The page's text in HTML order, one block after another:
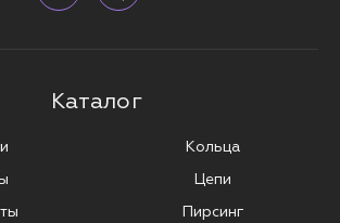
Каталог
Кольца
Цепи
Пирсинг